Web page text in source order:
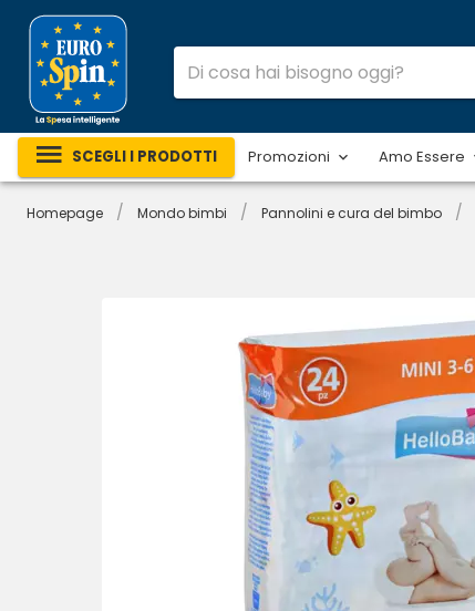
SCEGLI I PRODOTTI Promozioni Amo Essere
Homepage / Mondo bimbi / Pannolini e cura del bimbo /